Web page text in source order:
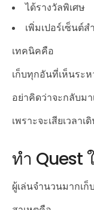
ได้รางวัลพิเศษ
เพิ่มเปอร์เซ็นต์ส
เทคนิคคือ
เก็บทุกอันที่เห็นระห
อย่าคิดว่าจะกลับม
เพราะจะเสียเวลา
ทำ Quest
ผู้เล่นจำนวนมากเก็